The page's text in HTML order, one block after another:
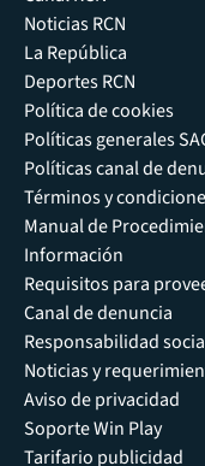
Noticias RCN
La República
Deportes RCN
Política de cookies
Políticas generales
Políticas canal de
Términos y
Manual de
Información
Requisitos para
Canal de denuncia
Responsabilidad
Noticias y
Aviso de privacidad
Soporte Win Play
Tarifario publicidad